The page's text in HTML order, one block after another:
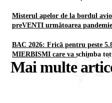
Misterul apelor de la bordul
preVENTI următoarea pandemie
BAC 2026: Frică pentru peste
MIERBISMI care va schimba
Mai multe